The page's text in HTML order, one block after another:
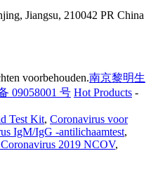
Jiangsu, 210042 PR China
voorbehouden.南京黎明生
09058001 号 Hot Products -
Test Kit, Coronavirus voor
IgM/IgG -antilichaamtest,
2019 NCOV,